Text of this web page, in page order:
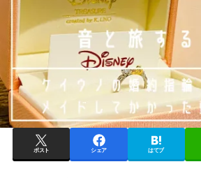
ポスト シェア はてブ